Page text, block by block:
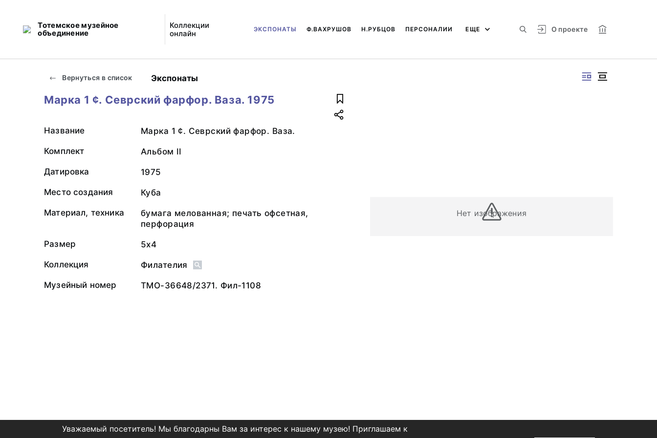
Тотемское музейное
объединение
Коллекции
онлайн
О проекте
ЭКСПОНАТЫ Ф.ВАХРУШОВ Н.РУБЦОВ ПЕРСОНАЛИИ ЕЩЕ
Вернуться в список Экспонаты
Нет изображения
Марка 1 ¢. Севрский фарфор. Ваза. 1975
Название Марка 1 ¢. Севрский фарфор. Ваза.
Комплект Альбом II
Датировка 1975
Место создания Куба
Материал, техника
бумага мелованная; печать офсетная,
перфорация
Размер 5х4
Коллекция Филателия
Музейный номер ТМО-36648/2371. Фил-1108
Уважаемый посетитель! Мы благодарны Вам за интерес к нашему музею! Приглашаем к